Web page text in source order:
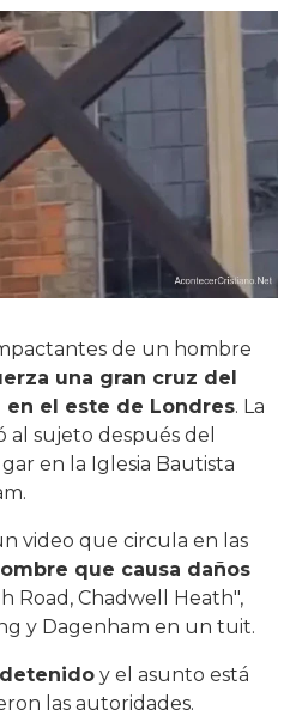
de un hombre
una gran cruz del
el este de Londres. La
al sujeto después del
en la Iglesia Bautista
video que circula en las
que causa daños
Road, Chadwell Heath",
y Dagenham en un tuit.
y el asunto está
las autoridades.